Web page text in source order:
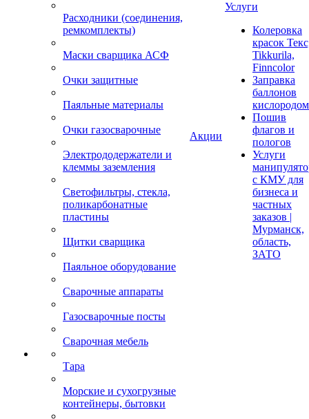
Расходники (соединения,
ремкомплекты)
Маски сварщика АСФ
Очки защитные
Паяльные материалы
Очки газосварочные
Электрододержатели и
клеммы заземления
Светофильтры, стекла,
поликарбонатные
пластины
Щитки сварщика
Паяльное оборудование
Сварочные аппараты
Газосварочные посты
Сварочная мебель
Тара
Морские и сухогрузные
контейнеры, бытовки
Акции
Услуги
Колеровка
красок
Tikkurila,
Finncolor
Заправка
баллонов
кислородом
Пошив
флагов и
пологов
Услуги
с КМУ для
бизнеса и
частных
заказов |
Мурманск,
область,
ЗАТО